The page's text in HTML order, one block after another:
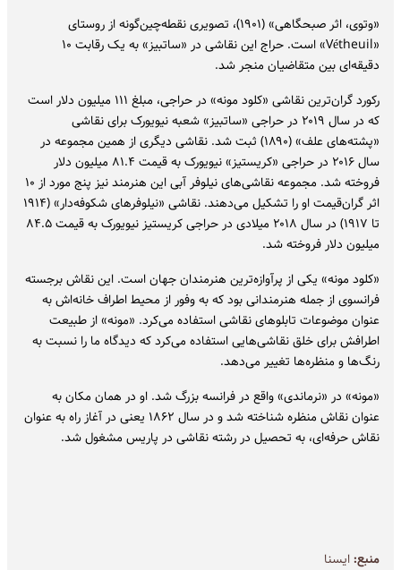
«وتوی، اثر صبحگاهی» (۱۹۰۱)، تصویری نقطه‌چین‌گونه از روستای
«Vétheuil» است. حراج این نقاشی در «ساتبیز» به یک رقابت ۱۰
دقیقه‌ای بین متقاضیان منجر شد.
رکورد گران‌ترین نقاشی «کلود مونه» در حراجی، مبلغ ۱۱۱ میلیون دلار است
که در سال ۲۰۱۹ در حراجی «ساتبیز»‌ شعبه نیویورک برای نقاشی
«پشته‌های علف» (۱۸۹۰) ثبت شد. نقاشی دیگری از همین مجموعه در
سال ۲۰۱۶ در حراجی «کریستیز» نیویورک به قیمت ۸۱.۴ میلیون دلار
فروخته شد. مجموعه نقاشی‌های نیلوفر آبی این هنرمند نیز پنج مورد از ۱۰
اثر گران‌قیمت او را تشکیل می‌دهند. نقاشی «نیلوفرهای شکوفه‌دار» (۱۹۱۴
تا ۱۹۱۷) در سال ۲۰۱۸ میلادی در حراجی کریستیز نیویورک به قیمت ۸۴.۵
میلیون دلار فروخته شد.
«کلود مونه» یکی از پرآوازه‌ترین هنرمندان جهان است. این نقاش برجسته
فرانسوی از جمله هنرمندانی بود که به وفور از محیط اطراف خانه‌اش به
عنوان موضوعات تابلوهای نقاشی استفاده می‌کرد. «مونه» ‌از طبیعت
اطرافش برای خلق نقاشی‌هایی استفاده می‌کرد که دیدگاه ما را نسبت به
رنگ‌ها و منظره‌ها تغییر می‌دهد.
«مونه» ‌در «نرماندی» ‌واقع در فرانسه بزرگ شد. او در همان مکان به
عنوان نقاش منظره شناخته شد و در سال ۱۸۶۲ یعنی در آغاز راه به عنوان
نقاش حرفه‌ای، ‌به تحصیل در رشته نقاشی در پاریس مشغول شد.
منبع:ايسنا